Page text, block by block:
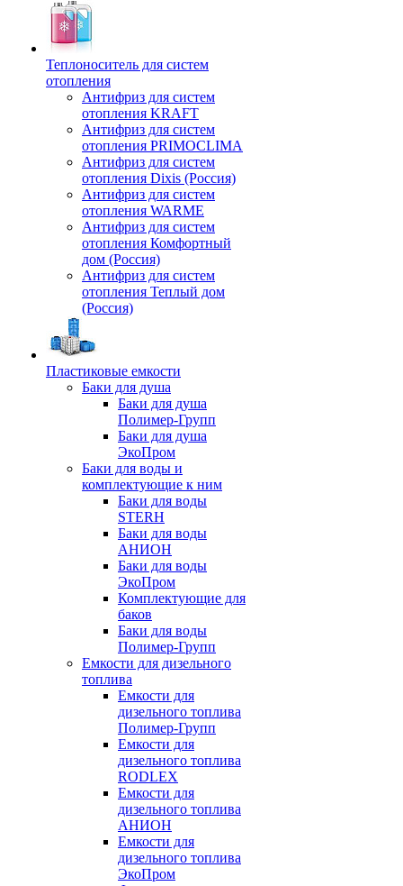
Теплоноситель для систем
отопления
Антифриз для систем
отопления KRAFT
Антифриз для систем
отопления PRIMOCLIMA
Антифриз для систем
отопления Dixis (Россия)
Антифриз для систем
отопления WARME
Антифриз для систем
отопления Комфортный
дом (Россия)
Антифриз для систем
отопления Теплый дом
(Россия)
Пластиковые емкости
Баки для душа
Баки для душа
Полимер-Групп
Баки для душа
ЭкоПром
Баки для воды и
комплектующие к ним
Баки для воды
STERH
Баки для воды
АНИОН
Баки для воды
ЭкоПром
Комплектующие для
баков
Баки для воды
Полимер-Групп
Емкости для дизельного
топлива
Емкости для
дизельного топлива
Полимер-Групп
Емкости для
дизельного топлива
RODLEX
Емкости для
дизельного топлива
АНИОН
Емкости для
дизельного топлива
ЭкоПром